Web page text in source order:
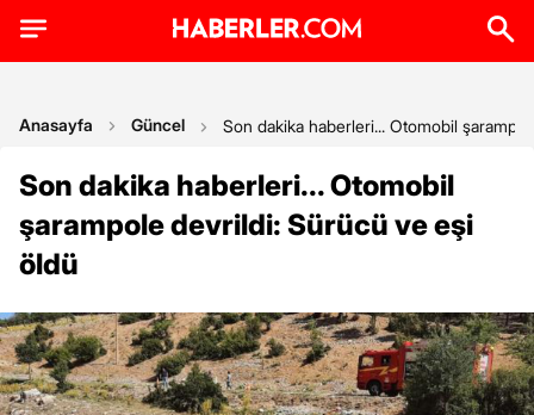
Anasayfa Güncel Son dakika haberleri... Otomobil
Son dakika haberleri... Otomobil
şarampole devrildi: Sürücü ve eşi
öldü